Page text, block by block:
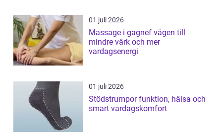
01 juli 2026
Massage i gagnef vägen till
mindre värk och mer
vardagsenergi
01 juli 2026
Stödstrumpor funktion, hälsa och
smart vardagskomfort